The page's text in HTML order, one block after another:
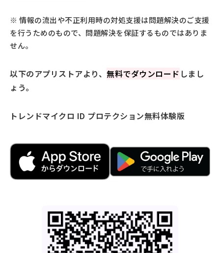
※ 情報の流出や不正利用時の対処支援は問題解決のご支援
を行うためのもので、問題解決を保証するものではありま
せん。
以下のアプリストアより、 無料でダウンロード しまし
ょう。
トレンドマイクロ ID プロテクション無料体験版